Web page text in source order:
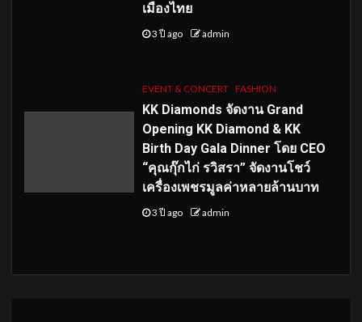
เมืองไทย
3 ปี ago admin
EVENT & CONCERT FASHION
KK Diamonds จัดงาน Grand
Opening KK Diamond & KK
Birth Day Gala Dinner โดย CEO
“คุณกุ๊กไก่ รวิสรา” จัดงานโชว์
เครื่องเพชรมูลค่าหลายล้านบาท
3 ปี ago admin